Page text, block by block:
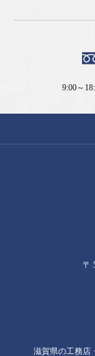
9:00～
〒
滋賀県の工務店